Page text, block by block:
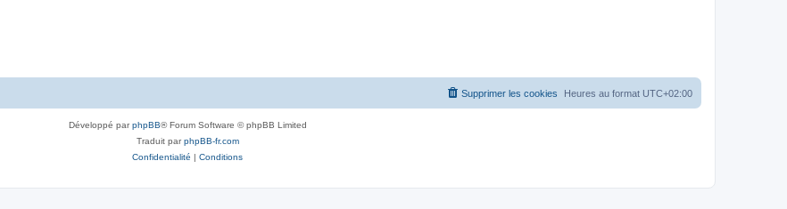
Heures au format UTC+02:00
Supprimer les cookies
Développé parphpBB® Forum Software © phpBB Limited
Traduit parphpBB-fr.com
Confidentialité | Conditions